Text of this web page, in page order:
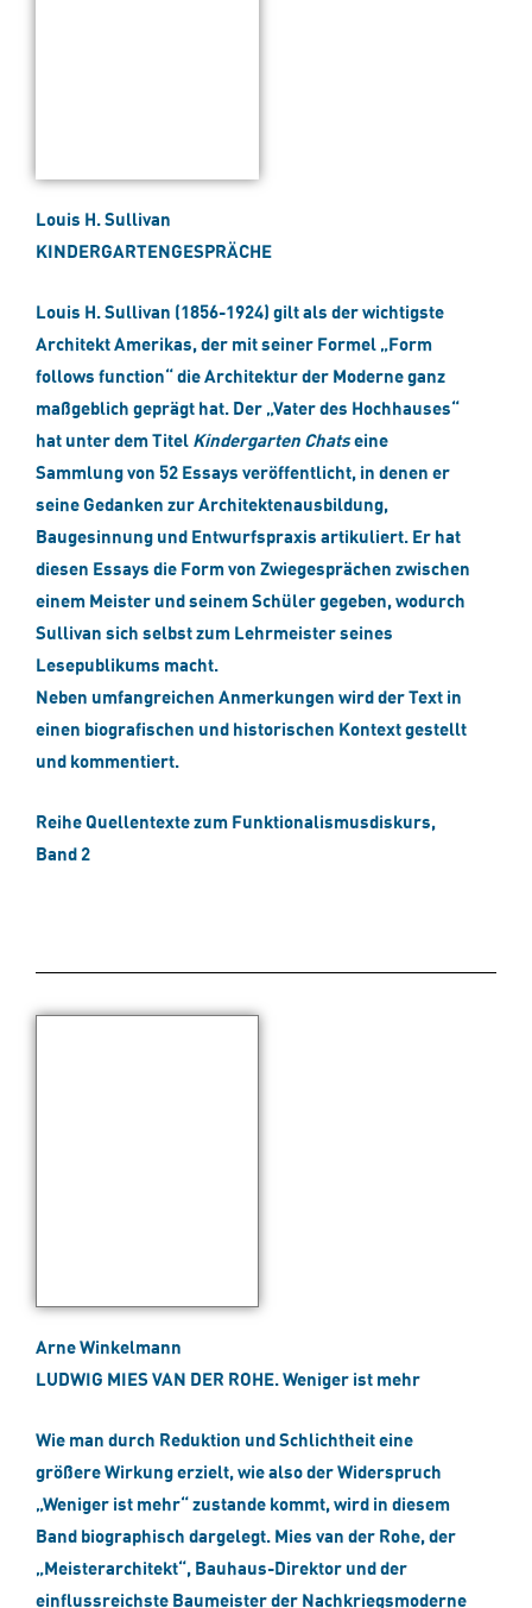
Louis H. Sullivan
KINDERGARTENGESPRÄCHE
Louis H. Sullivan (1856-1924) gilt als der wichtigste
Architekt Amerikas, der mit seiner Formel „Form
follows function“ die Architektur der Moderne ganz
maßgeblich geprägt hat. Der „Vater des Hochhauses“
hat unter dem Titel Kindergarten Chatseine
Sammlung von 52 Essays veröffentlicht, in denen er
seine Gedanken zur Architektenausbildung,
Baugesinnung und Entwurfspraxis artikuliert. Er hat
diesen Essays die Form von Zwiegesprächen zwischen
einem Meister und seinem Schüler gegeben, wodurch
Sullivan sich selbst zum Lehrmeister seines
Lesepublikums macht.
Neben umfangreichen Anmerkungen wird der Text in
einen biografischen und historischen Kontext gestellt
und kommentiert.
Reihe Quellentexte zum Funktionalismusdiskurs,
Band 2
Arne Winkelmann
LUDWIG MIES VAN DER ROHE. Weniger ist mehr
Wie man durch Reduktion und Schlichtheit eine
größere Wirkung erzielt, wie also der Widerspruch
„Weniger ist mehr“ zustande kommt, wird in diesem
Band biographisch dargelegt. Mies van der Rohe, der
„Meisterarchitekt“, Bauhaus-Direktor und der
einflussreichste Baumeister der Nachkriegsmoderne